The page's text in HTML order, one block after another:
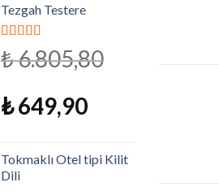
Tezgah Testere
5 üzerinden
5.00oy aldı
₺6.805,80
₺649,90
Tokmaklı Otel tipi Kilit
Dili